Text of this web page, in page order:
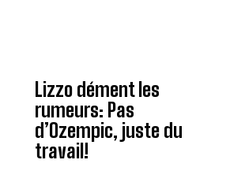
Lizzo dément les
rumeurs: Pas
d’Ozempic, juste du
travail!